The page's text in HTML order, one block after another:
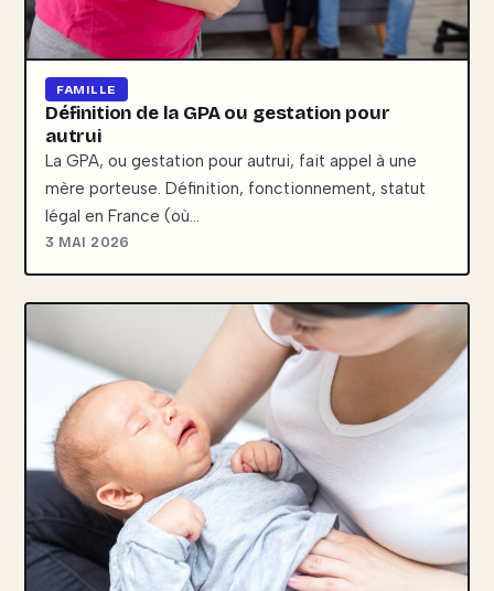
FAMILLE
Définition de la GPA ou gestation pour
autrui
La GPA, ou gestation pour autrui, fait appel à une
mère porteuse. Définition, fonctionnement, statut
légal en France (où…
3 MAI 2026